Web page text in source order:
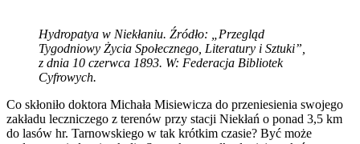
Hydropatya w Niekłaniu. Źródło: „Przegląd
Tygodniowy Życia Społecznego, Literatury i Sztuki”,
z dnia 10 czerwca 1893. W: Federacja Bibliotek
Cyfrowych.
Co skłoniło doktora Michała Misiewicza do przeniesienia swojego
zakładu leczniczego z terenów przy stacji Niekłań o ponad 3,5 km
do lasów hr. Tarnowskiego w tak krótkim czasie? Być może